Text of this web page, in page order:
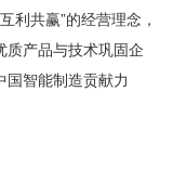
利共赢”的经营理念，
质产品与技术巩固企
国智能制造贡献力